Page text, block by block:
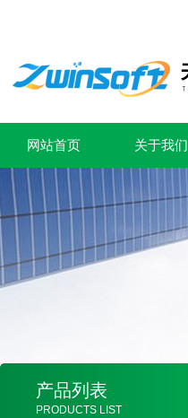
网站首页 关于我们
产品列表
PRODUCTS LIST